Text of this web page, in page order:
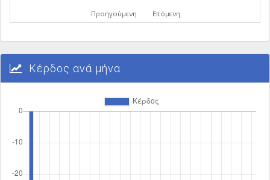
Προηγούμενη Επόμενη
Κέρδος ανά μήνα